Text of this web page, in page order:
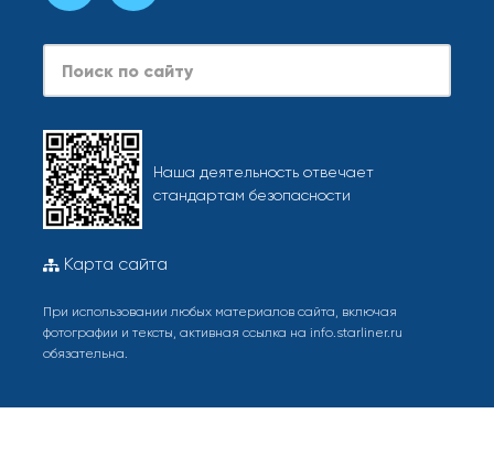
Search
Наша деятельность отвечает
стандартам безопасности
Карта сайта
При использовании любых материалов сайта, включая
фотографии и тексты, активная ссылка на info.starliner.ru
обязательна.